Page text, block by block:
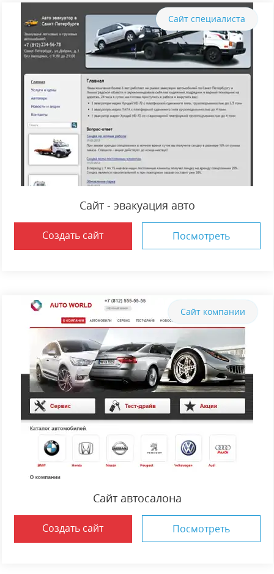
Сайт специалиста
Сайт - эвакуация авто
Создать сайт Посмотреть
Сайт компании
Сайт автосалона
Создать сайт Посмотреть